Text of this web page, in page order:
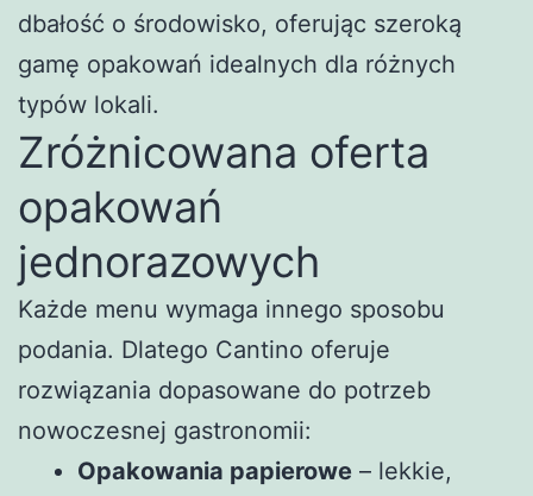
dbałość o środowisko, oferując szeroką
gamę opakowań idealnych dla różnych
typów lokali.
Zróżnicowana oferta
opakowań
jednorazowych
Każde menu wymaga innego sposobu
podania. Dlatego Cantino oferuje
rozwiązania dopasowane do potrzeb
nowoczesnej gastronomii:
Opakowania papierowe – lekkie,